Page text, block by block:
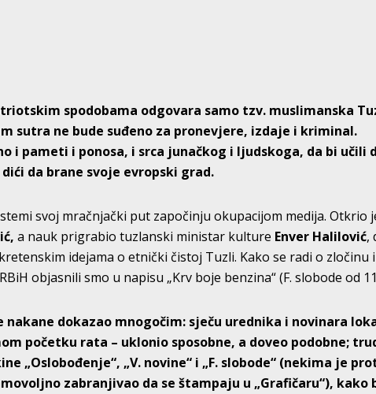
spodobama odgovara samo tzv. muslimanska
sutra ne bude suđeno za pronevjere, izdaje i kriminal.
i pameti i ponosa, i srca junačkog i ljudskoga, da bi učili
da brane svoje evropski grad.
svoj mračnjački put započinju okupacijom medija. Otkrio
a nauk prigrabio tuzlanski ministar kulture Enver Halilović,
idejama o etnički čistoj Tuzli. Kako se radi o zločinu i
objasnili smo u napisu „Krv boje benzina“ (F. slobode od
dokazao mnogočim: sječu urednika i novinara
početku rata – uklonio sposobne, a doveo podobne;
„Oslobođenje“, „V. novine“ i „F. slobode“ (nekima je
zabranjivao da se štampaju u „Grafičaru“), kako